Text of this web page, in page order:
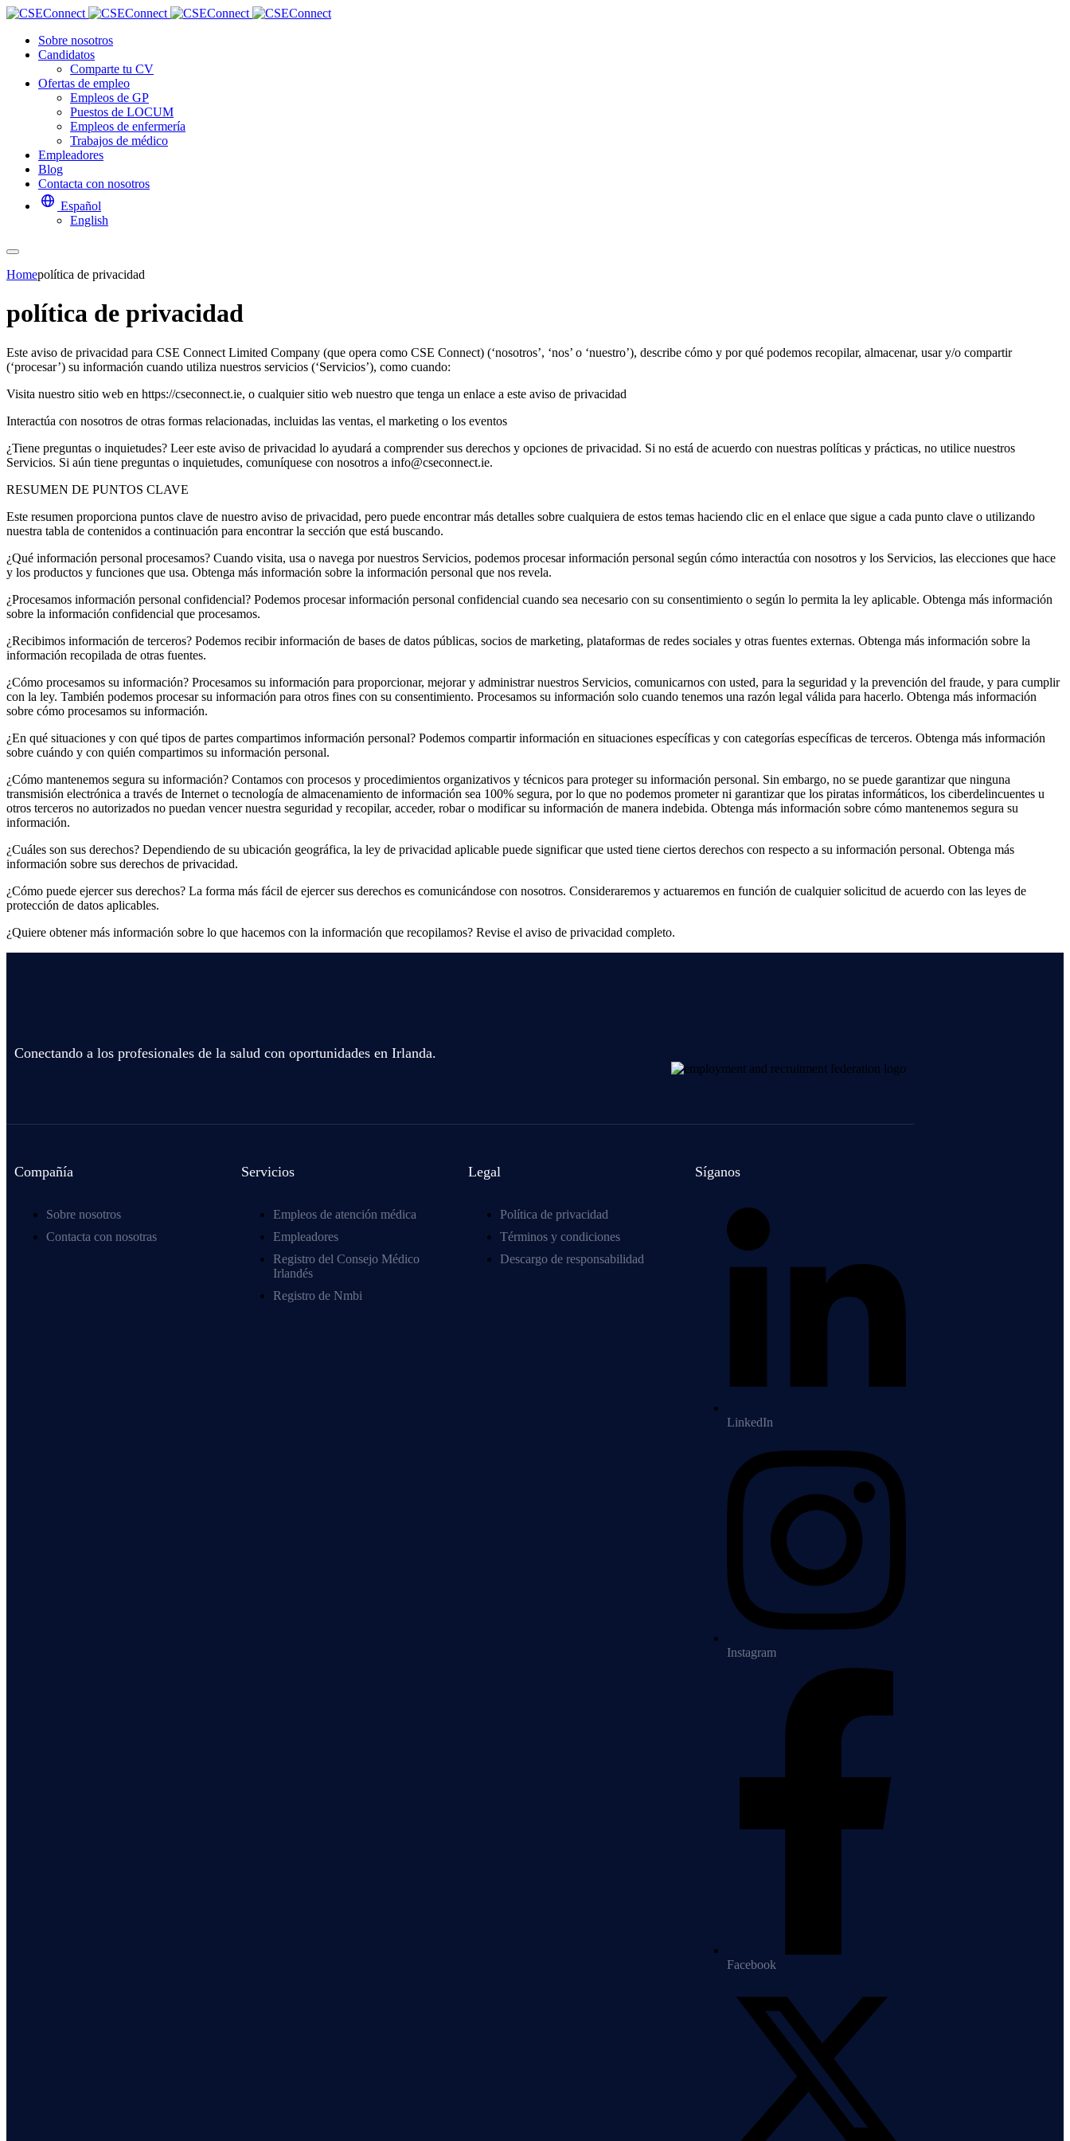
Sobre nosotros
Candidatos
Comparte tu CV
Ofertas de empleo
Empleos de GP
Puestos de LOCUM
Empleos de enfermería
Trabajos de médico
Empleadores
Blog
Contacta con nosotros
Español
English
Homepolítica de privacidad
política de privacidad
Este aviso de privacidad para CSE Connect Limited Company (que opera como CSE Connect) (‘nosotros’, ‘nos’ o ‘nuestro’), describe cómo y por qué podemos recopilar, almacenar, usar y/o compartir
(‘procesar’) su información cuando utiliza nuestros servicios (‘Servicios’), como cuando:
Visita nuestro sitio web en https://cseconnect.ie, o cualquier sitio web nuestro que tenga un enlace a este aviso de privacidad
Interactúa con nosotros de otras formas relacionadas, incluidas las ventas, el marketing o los eventos
¿Tiene preguntas o inquietudes? Leer este aviso de privacidad lo ayudará a comprender sus derechos y opciones de privacidad. Si no está de acuerdo con nuestras políticas y prácticas, no utilice nuestros
Servicios. Si aún tiene preguntas o inquietudes, comuníquese con nosotros a info@cseconnect.ie.
RESUMEN DE PUNTOS CLAVE
Este resumen proporciona puntos clave de nuestro aviso de privacidad, pero puede encontrar más detalles sobre cualquiera de estos temas haciendo clic en el enlace que sigue a cada punto clave o utilizando
nuestra tabla de contenidos a continuación para encontrar la sección que está buscando.
¿Qué información personal procesamos? Cuando visita, usa o navega por nuestros Servicios, podemos procesar información personal según cómo interactúa con nosotros y los Servicios, las elecciones que hace
y los productos y funciones que usa. Obtenga más información sobre la información personal que nos revela.
¿Procesamos información personal confidencial? Podemos procesar información personal confidencial cuando sea necesario con su consentimiento o según lo permita la ley aplicable. Obtenga más información
sobre la información confidencial que procesamos.
¿Recibimos información de terceros? Podemos recibir información de bases de datos públicas, socios de marketing, plataformas de redes sociales y otras fuentes externas. Obtenga más información sobre la
información recopilada de otras fuentes.
¿Cómo procesamos su información? Procesamos su información para proporcionar, mejorar y administrar nuestros Servicios, comunicarnos con usted, para la seguridad y la prevención del fraude, y para cumplir
con la ley. También podemos procesar su información para otros fines con su consentimiento. Procesamos su información solo cuando tenemos una razón legal válida para hacerlo. Obtenga más información
sobre cómo procesamos su información.
¿En qué situaciones y con qué tipos de partes compartimos información personal? Podemos compartir información en situaciones específicas y con categorías específicas de terceros. Obtenga más información
sobre cuándo y con quién compartimos su información personal.
¿Cómo mantenemos segura su información? Contamos con procesos y procedimientos organizativos y técnicos para proteger su información personal. Sin embargo, no se puede garantizar que ninguna
transmisión electrónica a través de Internet o tecnología de almacenamiento de información sea 100% segura, por lo que no podemos prometer ni garantizar que los piratas informáticos, los ciberdelincuentes u
otros terceros no autorizados no puedan vencer nuestra seguridad y recopilar, acceder, robar o modificar su información de manera indebida. Obtenga más información sobre cómo mantenemos segura su
información.
¿Cuáles son sus derechos? Dependiendo de su ubicación geográfica, la ley de privacidad aplicable puede significar que usted tiene ciertos derechos con respecto a su información personal. Obtenga más
información sobre sus derechos de privacidad.
¿Cómo puede ejercer sus derechos? La forma más fácil de ejercer sus derechos es comunicándose con nosotros. Consideraremos y actuaremos en función de cualquier solicitud de acuerdo con las leyes de
protección de datos aplicables.
¿Quiere obtener más información sobre lo que hacemos con la información que recopilamos? Revise el aviso de privacidad completo.
Conectando a los profesionales de la salud con oportunidades en Irlanda.
Compañía
Sobre nosotros
Contacta con nosotras
Servicios
Empleos de atención médica
Empleadores
Registro del Consejo Médico
Irlandés
Registro de Nmbi
Legal
Política de privacidad
Términos y condiciones
Descargo de responsabilidad
Síganos
LinkedIn
Instagram
Facebook